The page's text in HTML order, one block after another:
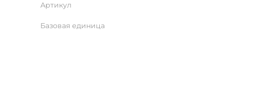
Артикул
Базовая единица